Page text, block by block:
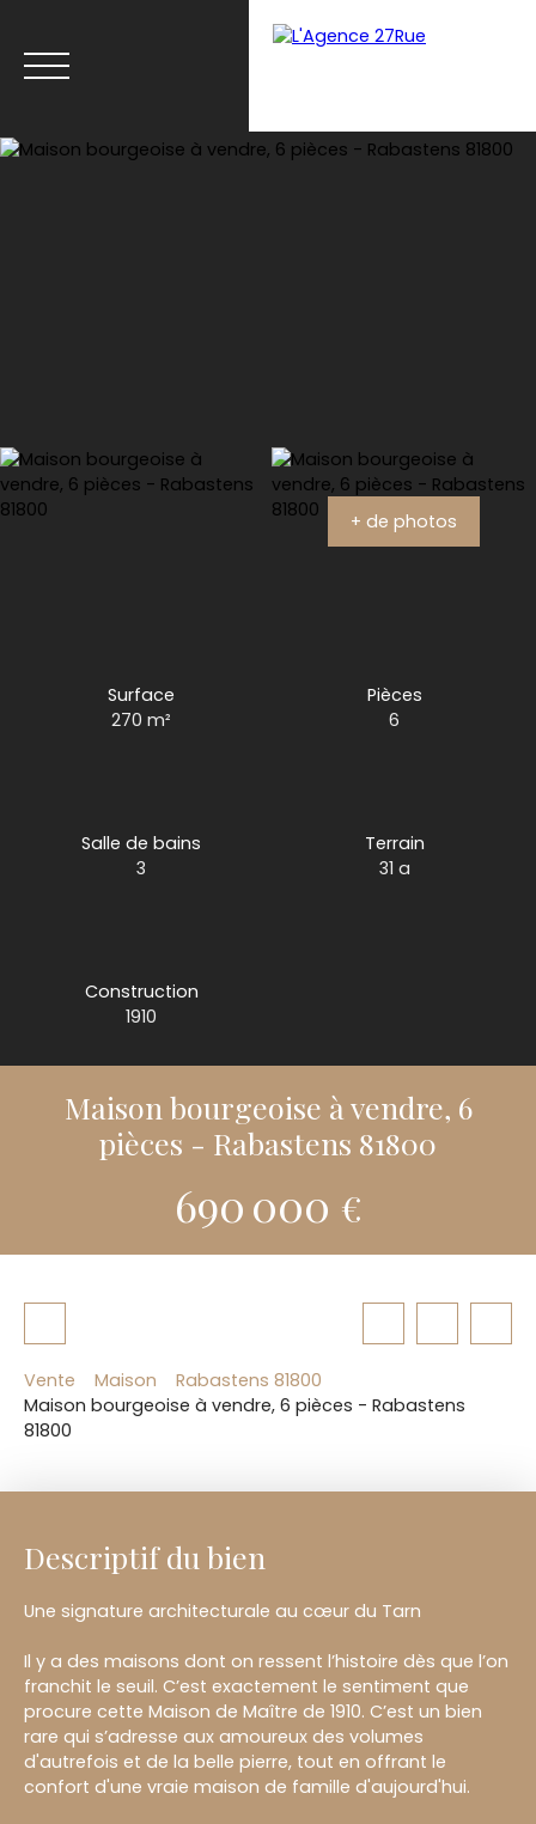
+ de photos
Surface
270m²
Pièces
6
Salle de bains
3
Terrain
31 a
Construction
1910
Maison bourgeoise à vendre, 6
pièces - Rabastens 81800
690 000 €
Vente Maison
Rabastens 81800
Maison bourgeoise à vendre, 6 pièces - Rabastens
81800
Descriptif du bien
Une signature architecturale au cœur du Tarn
Il y a des maisons dont on ressent l’histoire dès que l’on
franchit le seuil. C’est exactement le sentiment que
procure cette Maison de Maître de 1910. C’est un bien
rare qui s’adresse aux amoureux des volumes
d'autrefois et de la belle pierre, tout en offrant le
confort d'une vraie maison de famille d'aujourd'hui.